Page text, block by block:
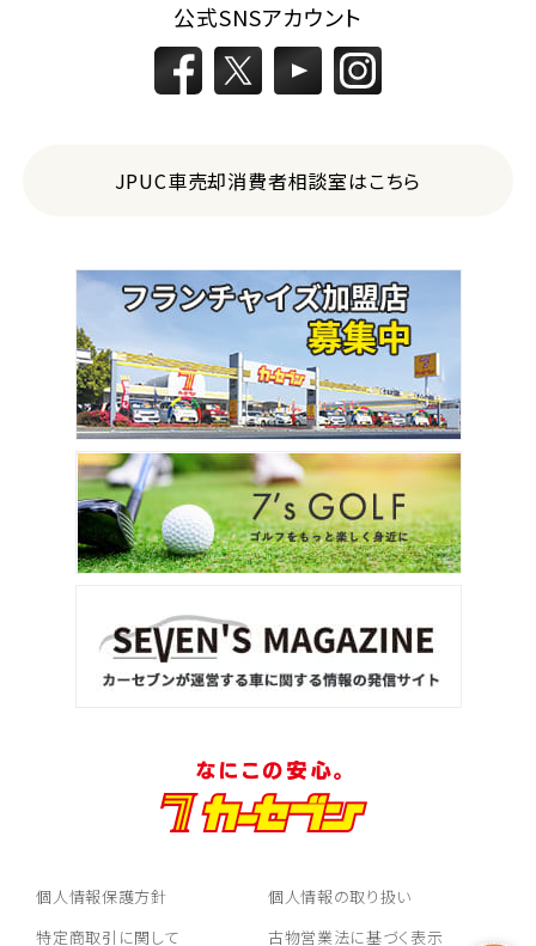
公式SNSアカウント
JPUC車売却消費者相談室はこちら
個人情報保護方針
個人情報の取り扱い
特定商取引に関して
古物営業法に基づく表示